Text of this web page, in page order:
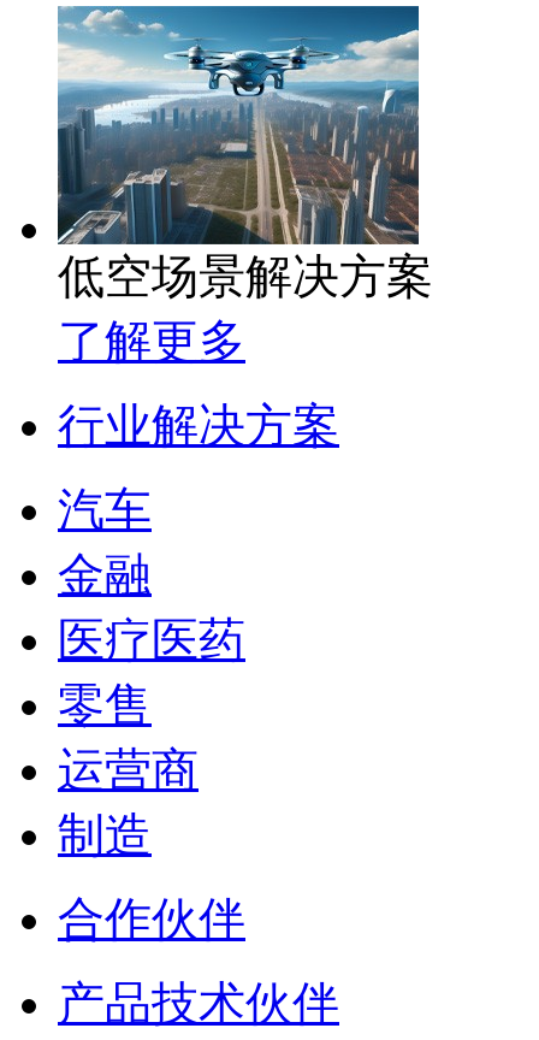
低空场景解决方案
了解更多
行业解决方案
汽车
金融
医疗医药
零售
运营商
制造
合作伙伴
产品技术伙伴